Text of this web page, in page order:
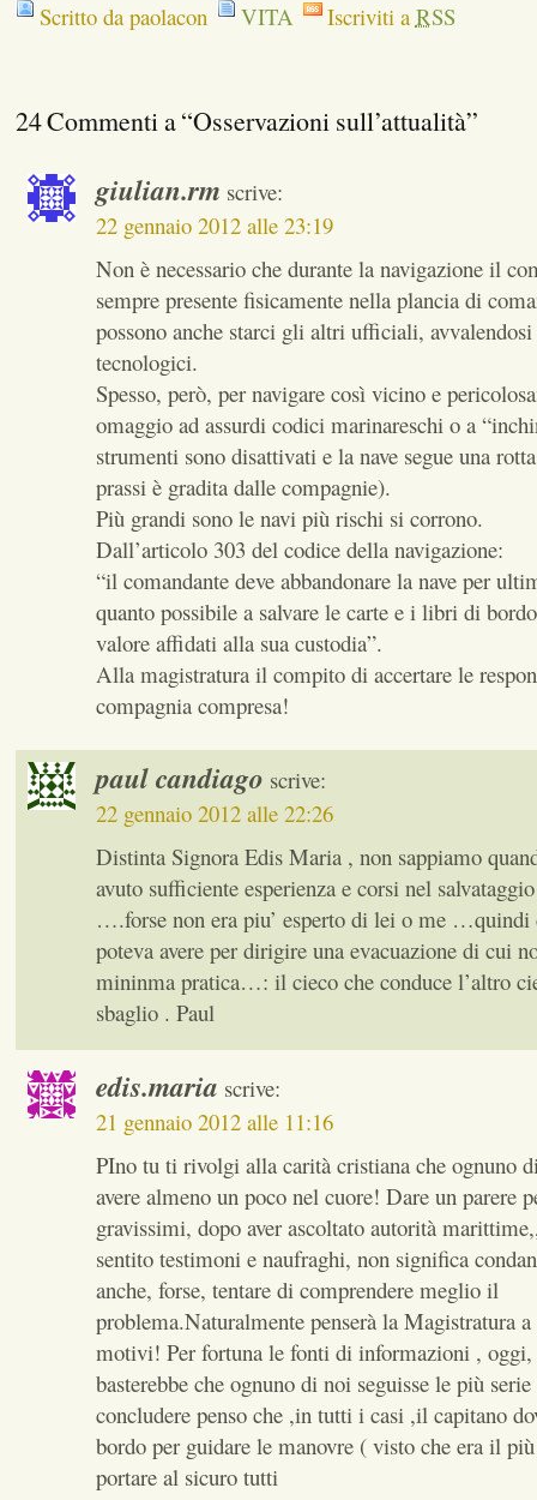
Scritto da paolacon VITA Iscriviti a RSS
24 Commenti a “Osservazioni sull’attualità”
giulian.rm scrive:
22 gennaio 2012 alle 23:19
Non è necessario che durante la navigazione il
sempre presente fisicamente nella plancia di
possono anche starci gli altri ufficiali,
tecnologici.
Spesso, però, per navigare così vicino e
omaggio ad assurdi codici marinareschi o a
strumenti sono disattivati e la nave segue una
prassi è gradita dalle compagnie).
Più grandi sono le navi più rischi si corrono.
Dall’articolo 303 del codice della navigazione:
“il comandante deve abbandonare la nave per
quanto possibile a salvare le carte e i libri di
valore affidati alla sua custodia”.
Alla magistratura il compito di accertare le
compagnia compresa!
paul candiago scrive:
22 gennaio 2012 alle 22:26
Distinta Signora Edis Maria , non sappiamo
avuto sufficiente esperienza e corsi nel
….forse non era piu’ esperto di lei o me …quindi
poteva avere per dirigire una evacuazione di cui
mininma pratica…: il cieco che conduce l’altro
sbaglio . Paul
edis.maria scrive:
21 gennaio 2012 alle 11:16
PIno tu ti rivolgi alla carità cristiana che ognuno
avere almeno un poco nel cuore! Dare un parere
gravissimi, dopo aver ascoltato autorità
sentito testimoni e naufraghi, non significa
anche, forse, tentare di comprendere meglio il
problema.Naturalmente penserà la Magistratura
motivi! Per fortuna le fonti di informazioni ,
basterebbe che ognuno di noi seguisse le più
concludere penso che ,in tutti i casi ,il capitano
bordo per guidare le manovre ( visto che era il
portare al sicuro tutti